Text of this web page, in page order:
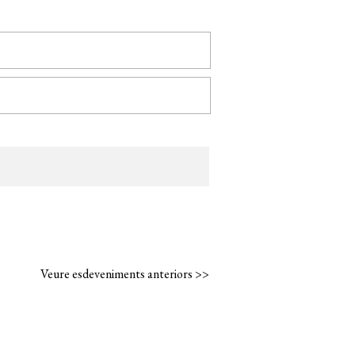
Veure esdeveniments anteriors >>